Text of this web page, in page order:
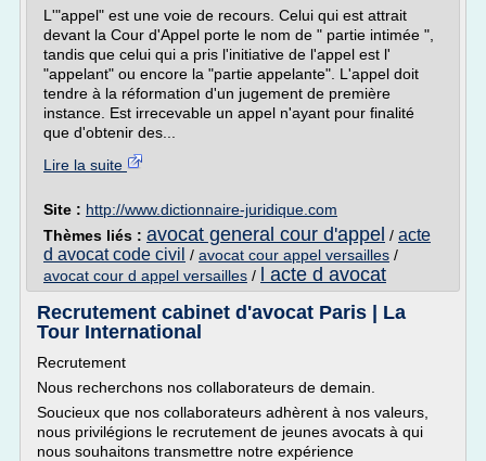
L'"appel" est une voie de recours. Celui qui est attrait
devant la Cour d'Appel porte le nom de " partie intimée ",
tandis que celui qui a pris l'initiative de l'appel est l'
"appelant" ou encore la "partie appelante". L'appel doit
tendre à la réformation d'un jugement de première
instance. Est irrecevable un appel n'ayant pour finalité
que d'obtenir des...
Lire la suite
Site : http://www.dictionnaire-juridique.com
Thèmes liés : avocat general cour d'appel / acte
d avocat code civil / avocat cour appel versailles /
avocat cour d appel versailles /
l acte d avocat
Recrutement cabinet d'avocat Paris | La
Tour International
Recrutement
Nous recherchons nos collaborateurs de demain.
Soucieux que nos collaborateurs adhèrent à nos valeurs,
nous privilégions le recrutement de jeunes avocats à qui
nous souhaitons transmettre notre expérience